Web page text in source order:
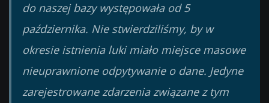
do naszej bazy występowała od 5
października. Nie stwierdziliśmy, by w
okresie istnienia luki miało miejsce masowe
nieuprawnione odpytywanie o dane. Jedyne
zarejestrowane zdarzenia związane z tym